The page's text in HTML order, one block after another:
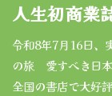
人生初商業
令和8年7月16日、
の旅 愛すべき日
全国の書店で大好